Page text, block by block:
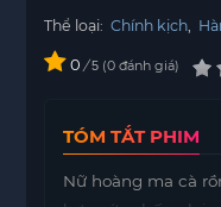
Thể loại: Chính kịch
0 / 5 0 đánh giá
TÓM TẮT PHIM
Nữ hoàng ma cà